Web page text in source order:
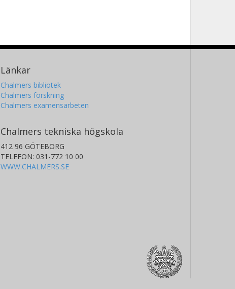
Länkar
Chalmers bibliotek
Chalmers forskning
Chalmers examensarbeten
Chalmers tekniska högskola
412 96 GÖTEBORG
TELEFON: 031-772 10 00
WWW.CHALMERS.SE